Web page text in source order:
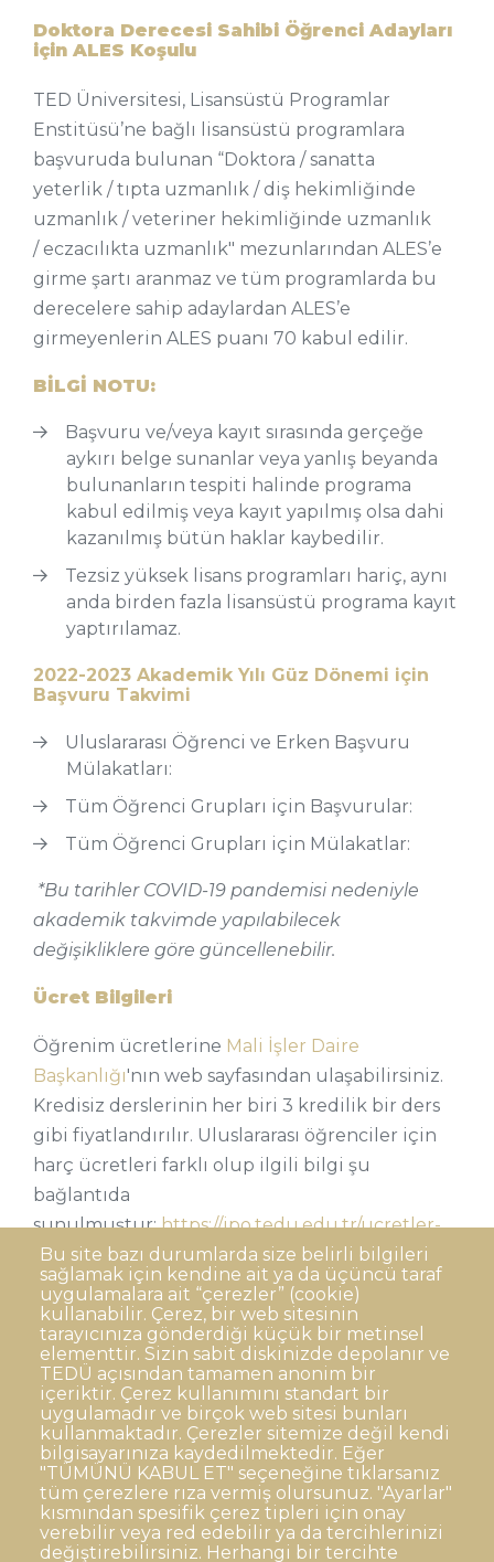
Doktora Derecesi Sahibi Öğrenci Adayları
için ALES Koşulu
TED Üniversitesi, Lisansüstü Programlar
Enstitüsü’ne bağlı lisansüstü programlara
başvuruda bulunan “Doktora / sanatta
yeterlik / tıpta uzmanlık / diş hekimliğinde
uzmanlık / veteriner hekimliğinde uzmanlık
/ eczacılıkta uzmanlık" mezunlarından ALES’e
girme şartı aranmaz ve tüm programlarda bu
derecelere sahip adaylardan ALES’e
girmeyenlerin ALES puanı 70 kabul edilir.
BİLGİ NOTU:
Başvuru ve/veya kayıt sırasında gerçeğe
aykırı belge sunanlar veya yanlış beyanda
bulunanların tespiti halinde programa
kabul edilmiş veya kayıt yapılmış olsa dahi
kazanılmış bütün haklar kaybedilir.
Tezsiz yüksek lisans programları hariç, aynı
anda birden fazla lisansüstü programa kayıt
yaptırılamaz.
2022-2023 Akademik Yılı Güz Dönemi için
Başvuru Takvimi
Uluslararası Öğrenci ve Erken Başvuru
Mülakatları:
Tüm Öğrenci Grupları için Başvurular:
Tüm Öğrenci Grupları için Mülakatlar:
*Bu tarihler COVID-19 pandemisi nedeniyle
akademik takvimde yapılabilecek
değişikliklere göre güncellenebilir.
Ücret Bilgileri
Öğrenim ücretlerine Mali İşler Daire
Başkanlığı'nın web sayfasından ulaşabilirsiniz.
Kredisiz derslerinin her biri 3 kredilik bir ders
gibi fiyatlandırılır. Uluslararası öğrenciler için
harç ücretleri farklı olup ilgili bilgi şu
bağlantıda
sunulmuştur:https://ipo.tedu.edu.tr/ucretler-
ve-burslar
Bu site bazı durumlarda size belirli bilgileri
sağlamak için kendine ait ya da üçüncü taraf
uygulamalara ait “çerezler” (cookie)
kullanabilir. Çerez, bir web sitesinin
tarayıcınıza gönderdiği küçük bir metinsel
elementtir. Sizin sabit diskinizde depolanır ve
TEDÜ açısından tamamen anonim bir
içeriktir. Çerez kullanımını standart bir
uygulamadır ve birçok web sitesi bunları
kullanmaktadır. Çerezler sitemize değil kendi
bilgisayarınıza kaydedilmektedir. Eğer
"TÜMÜNÜ KABUL ET" seçeneğine tıklarsanız
tüm çerezlere rıza vermiş olursunuz. "Ayarlar"
kısmından spesifik çerez tipleri için onay
verebilir veya red edebilir ya da tercihlerinizi
değiştirebilirsiniz. Herhangi bir tercihte
Dipnot
Sıkça Sorulan Sorular
Kişisel Verilerin Korunması
Gizlilik Politikası
Sorumluluk Reddi
Açık Rıza
Kurumsal Kimlik
© TED Üniversitesi. Ziya Gökalp Caddesi No:48 06420, Kolej
Çankaya ANKARA